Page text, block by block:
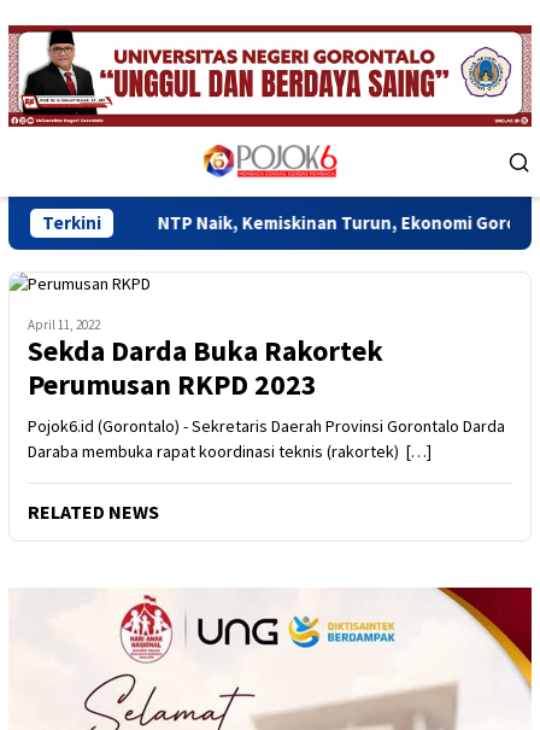
Skip
to
content
Menu
Terkini
NTP Naik, Kemiskinan Turun, Ekonomi Gorontalo Mulai
April 11, 2022
Sekda Darda Buka Rakortek
Perumusan RKPD 2023
Pojok6.id (Gorontalo) - Sekretaris Daerah Provinsi Gorontalo Darda
Daraba membuka rapat koordinasi teknis (rakortek) […]
RELATED NEWS